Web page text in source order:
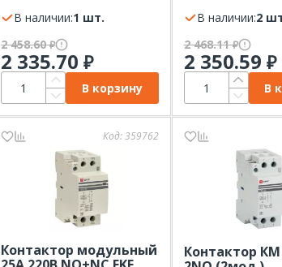
В наличии:
1 шт.
2 458.60₽
2 335.70₽
В корзину
В наличии:
2
2 468.11₽
2 350.59 ₽
В
Код:359762
Контактор модульный
Контактор